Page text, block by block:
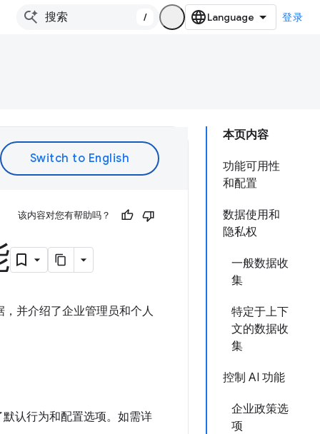
/ 登录
本页内容
功能可用性
和配置
数据使用和
隐私权
一般数据收
集
特定于上下
文的数据收
集
控制 AI 功能
企业政策选
项
该内容对您有帮助吗？
并介绍了企业管理员和个人
认行为和配置选项。如需详